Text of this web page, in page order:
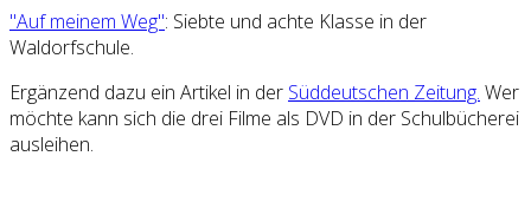
"Auf meinem Weg": Siebte und achte Klasse in der
Waldorfschule.
Ergänzend dazu ein Artikel in der Süddeutschen Zeitung. Wer
möchte kann sich die drei Filme als DVD in der Schulbücherei
ausleihen.